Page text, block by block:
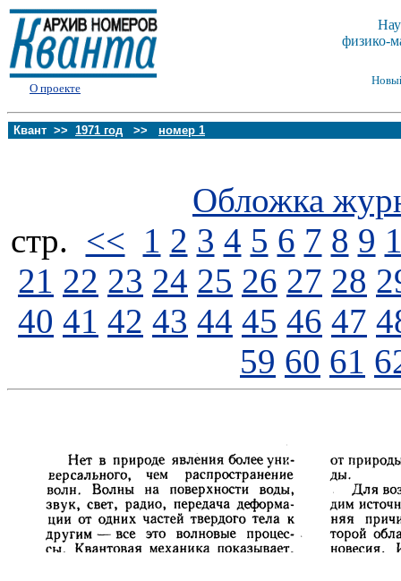
О проекте
физико-
Квант >> 1971 год >> номер 1
Обложка
стp. << 1 2 3 4 5 6 7 8 9
21 22 23 24 25 26 27 28
40 41 42 43 44 45 46 47
59 60 61